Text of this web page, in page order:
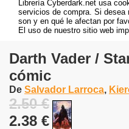
Librería Cyberdark.net usa
servicios de compra. Si desea
son y en qué le afectan por
El uso de nuestro sitio web
Darth Vader /
cómic
De Salvador Larroca,
2.50 €
2.38 €